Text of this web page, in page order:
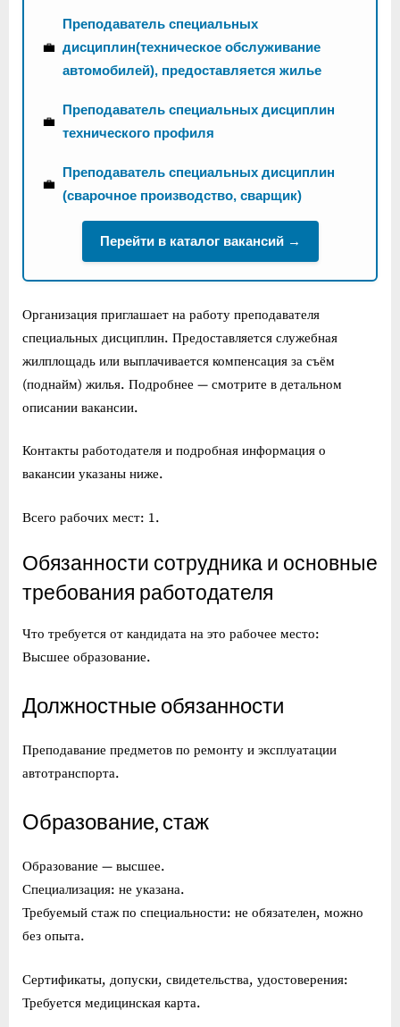
💼
Преподаватель специальных
дисциплин(техническое обслуживание
автомобилей), предоставляется жилье
💼
Преподаватель специальных дисциплин
технического профиля
💼
Преподаватель специальных дисциплин
(сварочное производство, сварщик)
Перейти в каталог вакансий →
Организация приглашает на работу преподавателя
специальных дисциплин. Предоставляется служебная
жилплощадь или выплачивается компенсация за съём
(поднайм) жилья. Подробнее — смотрите в детальном
описании вакансии.
Контакты работодателя и подробная информация о
вакансии указаны ниже.
Всего рабочих мест: 1.
Обязанности сотрудника и основные
требования работодателя
Что требуется от кандидата на это рабочее место:
Высшее образование.
Должностные обязанности
Преподавание предметов по ремонту и эксплуатации
автотранспорта.
Образование, стаж
Образование — высшее.
Специализация: не указана.
Требуемый стаж по специальности: не обязателен, можно
без опыта.
Сертификаты, допуски, свидетельства, удостоверения:
Требуется медицинская карта.